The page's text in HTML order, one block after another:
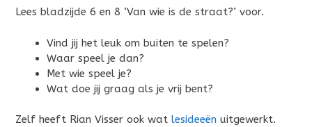
Lees bladzijde 6 en 8 ‘Van wie is de straat?’ voor.
Vind jij het leuk om buiten te spelen?
Waar speel je dan?
Met wie speel je?
Wat doe jij graag als je vrij bent?
Zelf heeft Rian Visser ook wat lesideeën uitgewerkt.